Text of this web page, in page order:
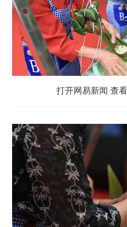
打开网易新闻 查